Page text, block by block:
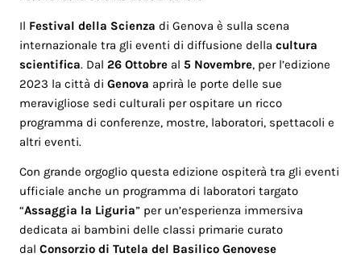
Il Festival della Scienza di Genova è sulla scena
internazionale tra gli eventi di diffusione dellacultura
scientifica. Dal26 Ottobre al 5 Novembre, per l’edizione
2023 la città diGenova aprirà le porte delle sue
meravigliose sedi culturali per ospitare un ricco
programma di conferenze, mostre, laboratori, spettacoli e
altri eventi.
Con grande orgoglio questa edizione ospiterà tra gli eventi
ufficiale anche un programma di laboratori targato
“Assaggia la Liguria” per un’esperienza immersiva
dedicata ai bambini delle classi primarie curato
dalConsorzio di Tutela del Basilico Genovese